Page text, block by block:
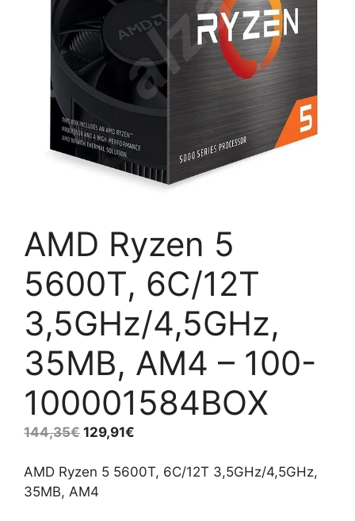
AMD Ryzen 5
5600T, 6C/12T
3,5GHz/4,5GHz,
35MB, AM4 – 100-
100001584BOX
144,35€ 129,91€
AMD Ryzen 5 5600T, 6C/12T 3,5GHz/4,5GHz,
35MB, AM4